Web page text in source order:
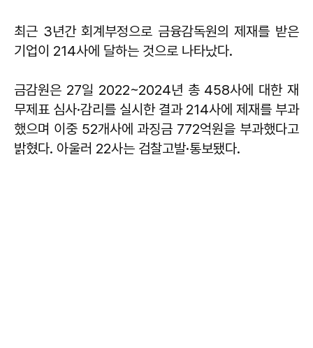
최근 3년간 회계부정으로 금융감독원의 제재를 받은
기업이 214사에 달하는 것으로 나타났다.
금감원은 27일 2022~2024년 총 458사에 대한 재
무제표 심사·감리를 실시한 결과 214사에 제재를 부과
했으며 이중 52개사에 과징금 772억원을 부과했다고
밝혔다. 아울러 22사는 검찰고발·통보됐다.